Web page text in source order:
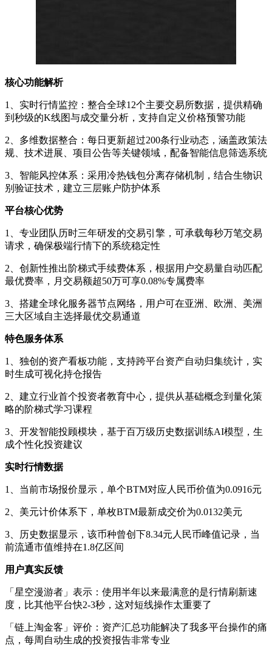
核心功能解析
1、实时行情监控：整合全球12个主要交易所数据，提供精确
到秒级的K线图与成交量分析，支持自定义价格预警功能
2、多维数据整合：每日更新超过200条行业动态，涵盖政策法
规、技术进展、项目公告等关键领域，配备智能信息筛选系统
3、智能风控体系：采用冷热钱包分离存储机制，结合生物识
别验证技术，建立三层账户防护体系
平台核心优势
1、专业团队历时三年研发的交易引擎，可承载每秒万笔交易
请求，确保极端行情下的系统稳定性
2、创新性推出阶梯式手续费体系，根据用户交易量自动匹配
最优费率，月交易额超50万可享0.08%专属费率
3、搭建全球化服务器节点网络，用户可在亚洲、欧洲、美洲
三大区域自主选择最优交易通道
特色服务体系
1、独创的资产看板功能，支持跨平台资产自动归集统计，实
时生成可视化持仓报告
2、建立行业首个投资者教育中心，提供从基础概念到量化策
略的阶梯式学习课程
3、开发智能投顾模块，基于百万级历史数据训练AI模型，生
成个性化投资建议
实时行情数据
1、当前市场报价显示，单个BTM对应人民币价值为0.0916元
2、美元计价体系下，单枚BTM最新成交价为0.0132美元
3、历史数据显示，该币种曾创下8.34元人民币峰值记录，当
前流通市值维持在1.8亿区间
用户真实反馈
「星空漫游者」表示：使用半年以来最满意的是行情刷新速
度，比其他平台快2-3秒，这对短线操作太重要了
「链上淘金客」评价：资产汇总功能解决了我多平台操作的痛
点，每周自动生成的投资报告非常专业